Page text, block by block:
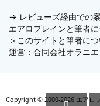
→ レビューズ経由での
エアロプレインと筆者に
＞ このサイトと筆者に
運営： 合同会社オラニエ
Copyright © 2000-2026 エアロ